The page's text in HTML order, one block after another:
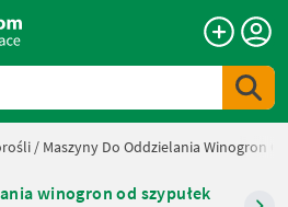
/ Maszyny Do Oddzielania Winogron
winogron od szypułek